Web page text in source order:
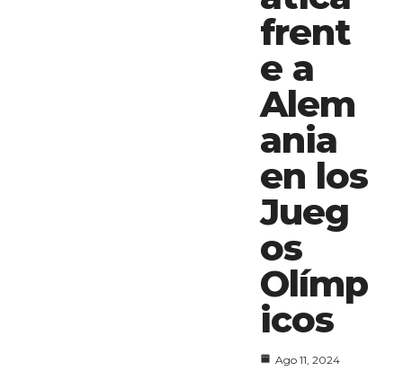
frent
e a
Alem
ania
en los
Jueg
os
Olímp
icos
Ago 11, 2024